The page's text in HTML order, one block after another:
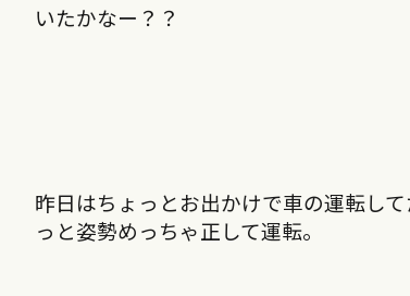
いたかなー？？
昨日はちょっとお出かけで車の運転し
っと姿勢めっちゃ正して運転。